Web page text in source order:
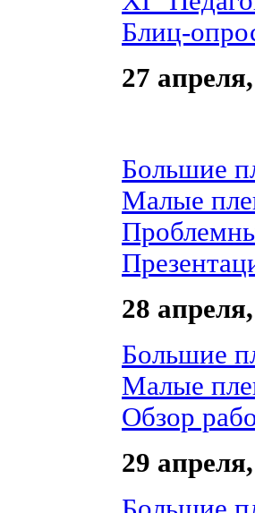
Блиц-
27
Большие
Малые
28
Большие
Малые
Обзор
29